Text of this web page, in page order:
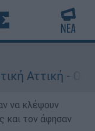
- Οι
να κλέψουν
και τον άφησαν